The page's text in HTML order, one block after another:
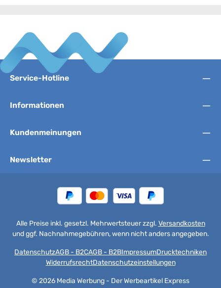
Service-Hotline
Informationen
Kundenmeinungen
Newsletter
Alle Preise inkl. gesetzl. Mehrwertsteuer zzgl. Versandkosten
und ggf. Nachnahmegebühren, wenn nicht anders angegeben.
© 2026 Media Werbung - Der Werbeartikel Express
DatenschutzAGB - B2CAGB - B2BImpressumDrucktechniken
WiderrufsrechtDatenschutzeinstellungen